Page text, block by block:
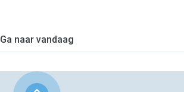
Ga naar vandaag